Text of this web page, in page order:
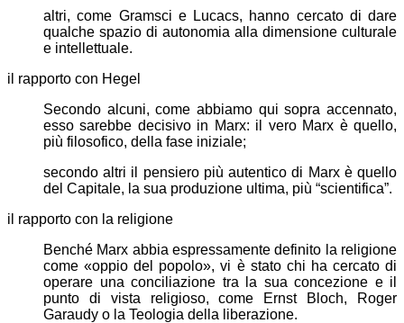
altri, come Gramsci e Lucacs, hanno cercato di dare
qualche spazio di autonomia alla dimensione culturale
e intellettuale.
il rapporto con Hegel
Secondo alcuni, come abbiamo qui sopra accennato,
esso sarebbe decisivo in Marx: il vero Marx è quello,
più filosofico, della fase iniziale;
secondo altri il pensiero più autentico di Marx è quello
del Capitale, la sua produzione ultima, più “scientifica”.
il rapporto con la religione
Benché Marx abbia espressamente definito la religione
come oppio del popolo , vi è stato chi ha cercato di
operare una conciliazione tra la sua concezione e il
punto di vista religioso, come Ernst Bloch, Roger
Garaudy o la Teologia della liberazione.